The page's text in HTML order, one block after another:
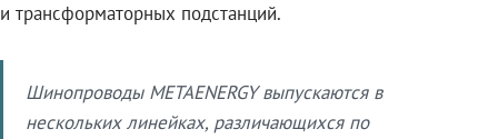
и трансформаторных подстанций.
Шинопроводы METAENERGY выпускаются в
нескольких линейках, различающихся по